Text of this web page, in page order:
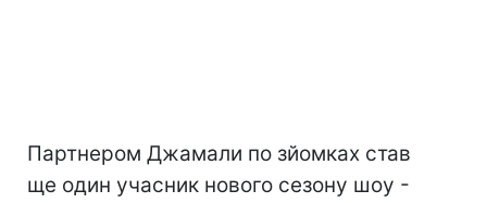
Партнером Джамали по зйомках став
ще один учасник нового сезону шоу -